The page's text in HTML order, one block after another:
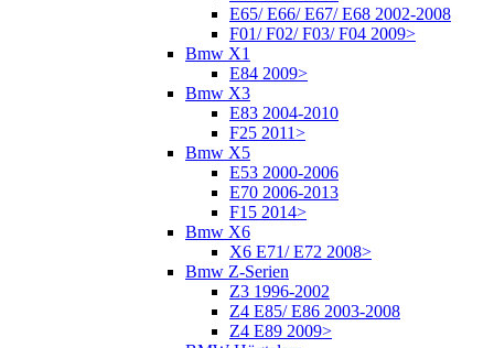
E65/ E66/ E67/ E68 2002-2008
F01/ F02/ F03/ F04 2009>
Bmw X1
E84 2009>
Bmw X3
E83 2004-2010
F25 2011>
Bmw X5
E53 2000-2006
E70 2006-2013
F15 2014>
Bmw X6
X6 E71/ E72 2008>
Bmw Z-Serien
Z3 1996-2002
Z4 E85/ E86 2003-2008
Z4 E89 2009>